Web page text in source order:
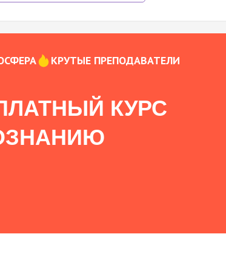
КРУТЫЕ ПРЕПОДАВАТЕЛИ
КУРС